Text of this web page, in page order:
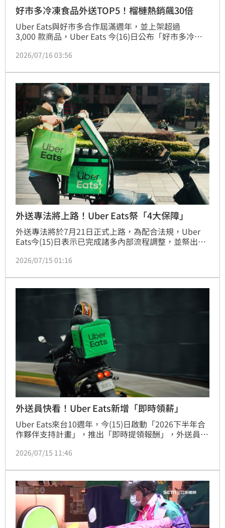
好市多冷凍食品外送TOP5！榴槤熱銷飆30倍
Uber Eats與好市多合作屆滿週年，並上架超過
3,000 款商品，Uber Eats 今(16)日公布「好市多冷凍
推出週年慶三大優惠，最高可折 500 元；另外，德
千間熱門商家推出「爽爽送」75 折等多波限時優惠。
(賴俊佑)
2026/07/16 03:56
外送專法將上路！Uber Eats祭「4大保障」
外送專法將於7月21日正式上路，為配合法規，Uber
Eats今(15)日表示已完成諸多內部流程調整，並祭出
資訊和爭議處理等等。(賴俊佑)
2026/07/15 01:16
外送員快看！Uber Eats新增「即時領薪」
Uber Eats來台10週年，今(15)日啟動「2026下半年合
作夥伴支持計畫」，推出「即時提領報酬」，外送員無
外，「優快送」即時包裹物流新增上線花蓮、台東及雲
2026/07/15 11:46